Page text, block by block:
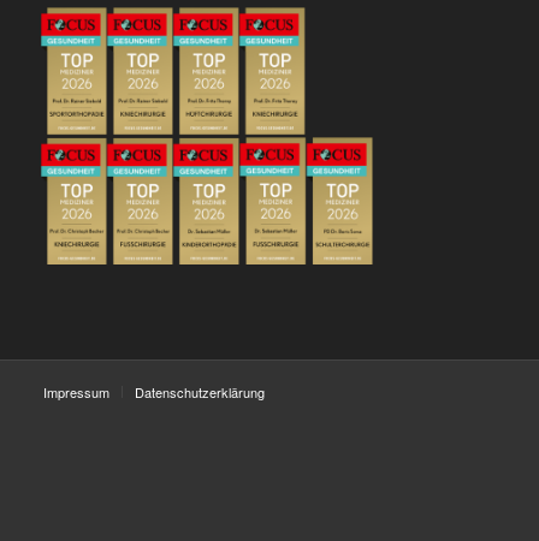
Impressum Datenschutzerklärung